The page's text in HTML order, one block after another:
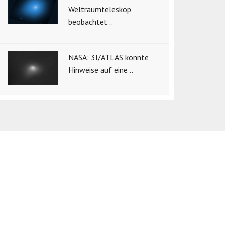
Weltraumteleskop
beobachtet ..
NASA: 3I/ATLAS könnte
Hinweise auf eine ..